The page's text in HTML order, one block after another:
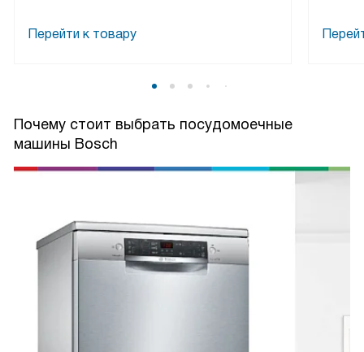
Перейти к товару
Почему стоит выбрать посудомоечные
машины Bosch